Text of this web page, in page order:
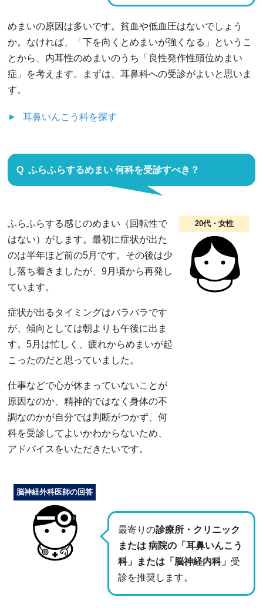
めまいの原因は多いです。貧血や低血圧はないでしょう
か。なければ、「下を向くとめまいが強くなる」というこ
とから、内耳性のめまいのうち「良性発作性頭位めまい
症」を考えます。まずは、耳鼻科への受診がよいと思いま
す。
耳鼻いんこう科を探す
ふらふらするめまい 何科を受診すべき？
20代・女性
ふらふらする感じのめまい（回転性で
はない）がします。最初に症状が出た
のは半年ほど前の5月です。その後は少
し落ち着きましたが、9月頃から再発し
ています。
症状が出るタイミングはバラバラです
が、傾向としては朝よりも午後に出ま
す。5月は忙しく、疲れからめまいが起
こったのだと思っていました。
仕事などで心が休まっていないことが
原因なのか、精神的ではなく身体の不
調なのかが自分では判断がつかず、何
科を受診してよいかわからないため、
アドバイスをいただきたいです。
最寄りの診療所・クリニック
または 病院の「耳鼻いんこう
科」または「脳神経内科」 受
診を推奨します。
脳神経外科医師の回答